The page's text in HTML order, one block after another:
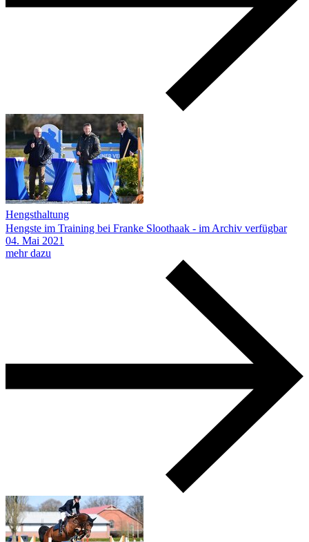
Hengsthaltung
Hengste im Training bei Franke Sloothaak - im Archiv verfügbar
04. Mai 2021
mehr dazu